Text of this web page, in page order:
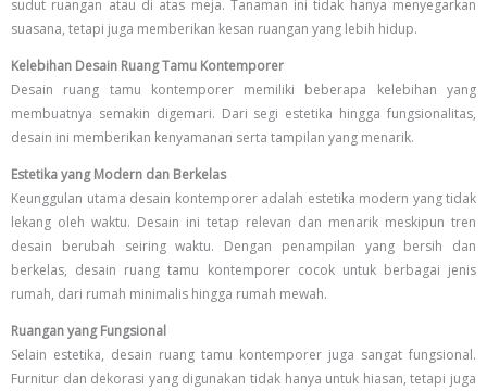
sudut ruangan atau di atas meja. Tanaman ini tidak hanya menyegarkan
suasana, tetapi juga memberikan kesan ruangan yang lebih hidup.
Kelebihan Desain Ruang Tamu Kontemporer
Desain ruang tamu kontemporer memiliki beberapa kelebihan yang
membuatnya semakin digemari. Dari segi estetika hingga fungsionalitas,
desain ini memberikan kenyamanan serta tampilan yang menarik.
Estetika yang Modern dan Berkelas
Keunggulan utama desain kontemporer adalah estetika modern yang tidak
lekang oleh waktu. Desain ini tetap relevan dan menarik meskipun tren
desain berubah seiring waktu. Dengan penampilan yang bersih dan
berkelas, desain ruang tamu kontemporer cocok untuk berbagai jenis
rumah, dari rumah minimalis hingga rumah mewah.
Ruangan yang Fungsional
Selain estetika, desain ruang tamu kontemporer juga sangat fungsional.
Furnitur dan dekorasi yang digunakan tidak hanya untuk hiasan, tetapi juga